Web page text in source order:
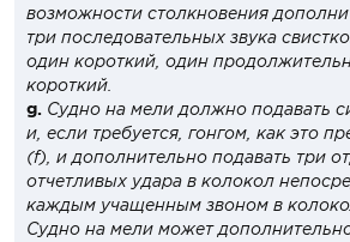
возможности столкновения
три последовательных звука
один короткий, один
короткий.
g. Судно на мели должно подавать
и, если требуется, гонгом, как это
(f), и дополнительно подавать три
отчетливых удара в колокол
каждым учащенным звоном в
Судно на мели может